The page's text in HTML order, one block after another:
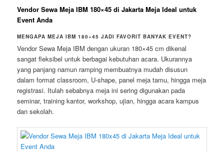
Vendor Sewa Meja IBM 180×45 di Jakarta Meja Ideal untuk
Event Anda
MENGAPA MEJA IBM 180×45 JADI FAVORIT BANYAK EVENT?
Vendor Sewa Meja IBM dengan ukuran 180×45 cm dikenal
sangat fleksibel untuk berbagai kebutuhan acara. Ukurannya
yang panjang namun ramping membuatnya mudah disusun
dalam format classroom, U-shape, panel meja tamu, hingga meja
registrasi. Itulah sebabnya meja ini sering digunakan pada
seminar, training kantor, workshop, ujian, hingga acara kampus
dan sekolah.